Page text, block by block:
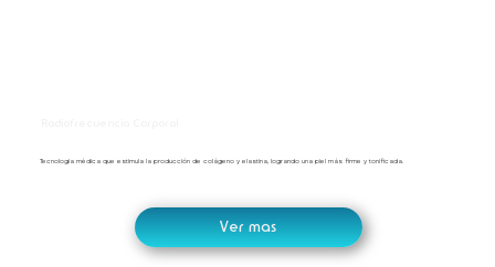
Tecnología médica que estimula la producción de colágeno y elastina, logrando una piel más firme y tonificada.
Ver mas